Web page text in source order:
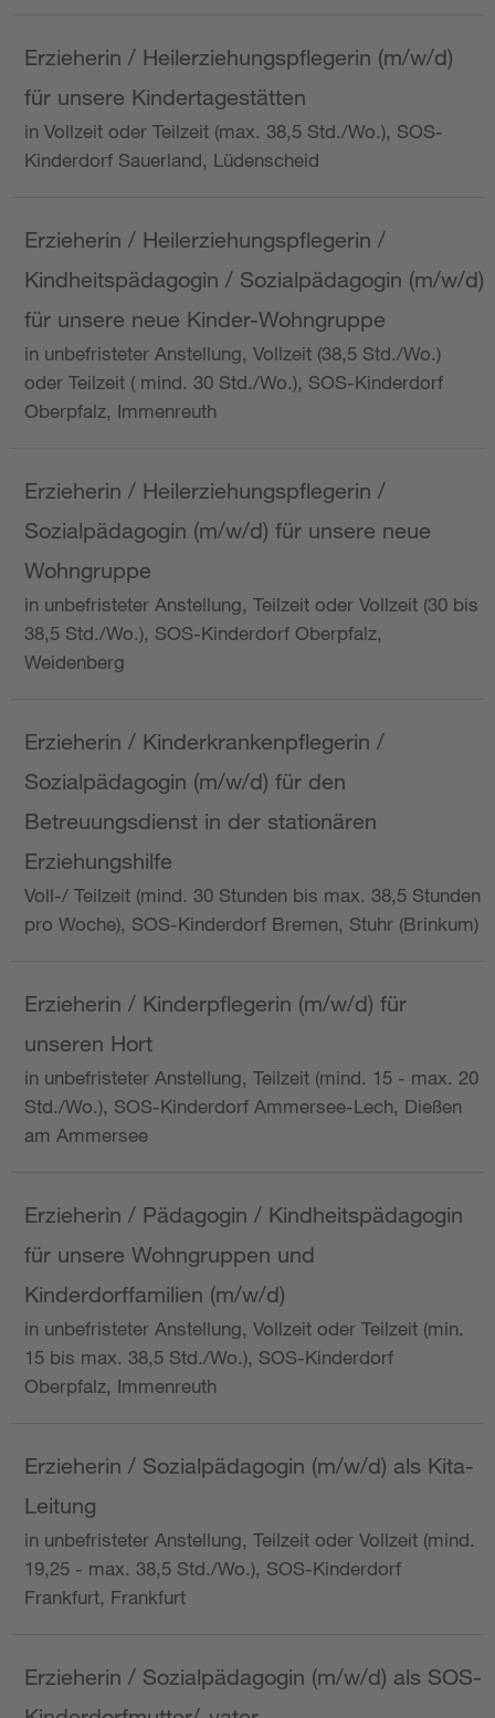
Erzieherin / Heilerziehungspflegerin (m/w/d)
für unsere Kindertagestätten
in Vollzeit oder Teilzeit (max. 38,5 Std./Wo.), SOS-
Kinderdorf Sauerland, Lüdenscheid
Erzieherin / Heilerziehungspflegerin /
Kindheitspädagogin / Sozialpädagogin (m/w/d)
für unsere neue Kinder-Wohngruppe
in unbefristeter Anstellung, Vollzeit (38,5 Std./Wo.)
oder Teilzeit ( mind. 30 Std./Wo.), SOS-Kinderdorf
Oberpfalz, Immenreuth
Erzieherin / Heilerziehungspflegerin /
Sozialpädagogin (m/w/d) für unsere neue
Wohngruppe
in unbefristeter Anstellung, Teilzeit oder Vollzeit (30 bis
38,5 Std./Wo.), SOS-Kinderdorf Oberpfalz,
Weidenberg
Erzieherin / Kinderkrankenpflegerin /
Sozialpädagogin (m/w/d) für den
Betreuungsdienst in der stationären
Erziehungshilfe
Voll-/ Teilzeit (mind. 30 Stunden bis max. 38,5 Stunden
pro Woche), SOS-Kinderdorf Bremen, Stuhr (Brinkum)
Erzieherin / Kinderpflegerin (m/w/d) für
unseren Hort
in unbefristeter Anstellung, Teilzeit (mind. 15 - max. 20
Std./Wo.), SOS-Kinderdorf Ammersee-Lech, Dießen
am Ammersee
Erzieherin / Pädagogin / Kindheitspädagogin
für unsere Wohngruppen und
Kinderdorffamilien (m/w/d)
in unbefristeter Anstellung, Vollzeit oder Teilzeit (min.
15 bis max. 38,5 Std./Wo.), SOS-Kinderdorf
Oberpfalz, Immenreuth
Erzieherin / Sozialpädagogin (m/w/d) als Kita-
Leitung
in unbefristeter Anstellung, Teilzeit oder Vollzeit (mind.
19,25 - max. 38,5 Std./Wo.), SOS-Kinderdorf
Frankfurt, Frankfurt
Erzieherin / Sozialpädagogin (m/w/d) als SOS-